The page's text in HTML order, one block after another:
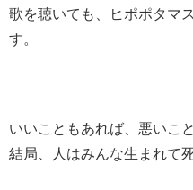
歌を聴いても、ヒポポタマ
す。
いいこともあれば、悪いこ
結局、人はみんな生まれて